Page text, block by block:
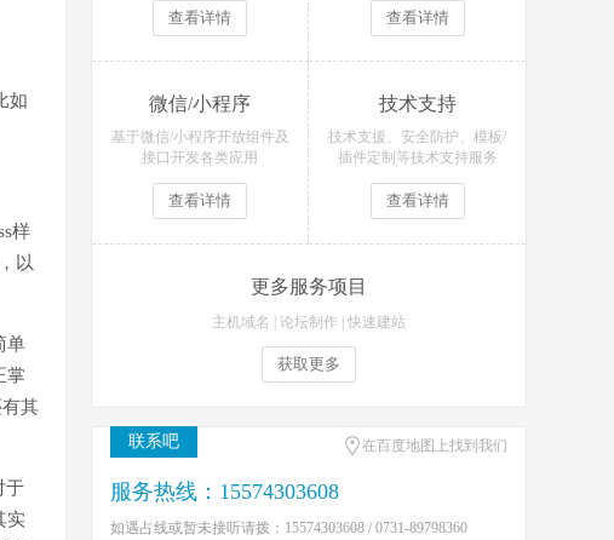
如
样
以
单
掌
其
于
实
查看详情 查看详情
微信/小程序
基于微信/小程序开放组件及
接口开发各类应用
查看详情
技术支持
技术支援、安全防护、模板/
插件定制等技术支持服务
查看详情
更多服务项目
主机域名 论坛制作 快速建站
获取更多
联系吧 在百度地图上找到我们
服务热线：15574303608
如遇占线或暂未接听请拨：15574303608 / 0731-89798360